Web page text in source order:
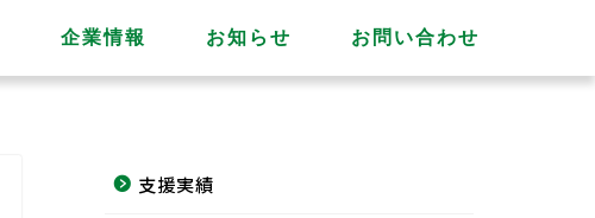
企業情報 お知らせ お問い合わせ
支援実績